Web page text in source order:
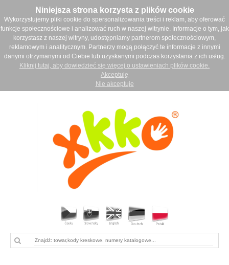
Niniejsza strona korzysta z plików cookie
Wykorzystujemy pliki cookie do spersonalizowania treści i reklam, aby oferować
funkcje społecznościowe i analizować ruch w naszej witrynie. Informacje o tym, jak
korzystasz z naszej witryny, udostępniamy partnerom społecznościowym,
reklamowym i analitycznym. Partnerzy mogą połączyć te informacje z innymi
danymi otrzymanymi od Ciebie lub uzyskanymi podczas korzystania z ich usług.
Kliknij tutaj, aby dowiedzieć się więcej o ustawieniach plików cookie.
Akceptuję
Nie akceptuje